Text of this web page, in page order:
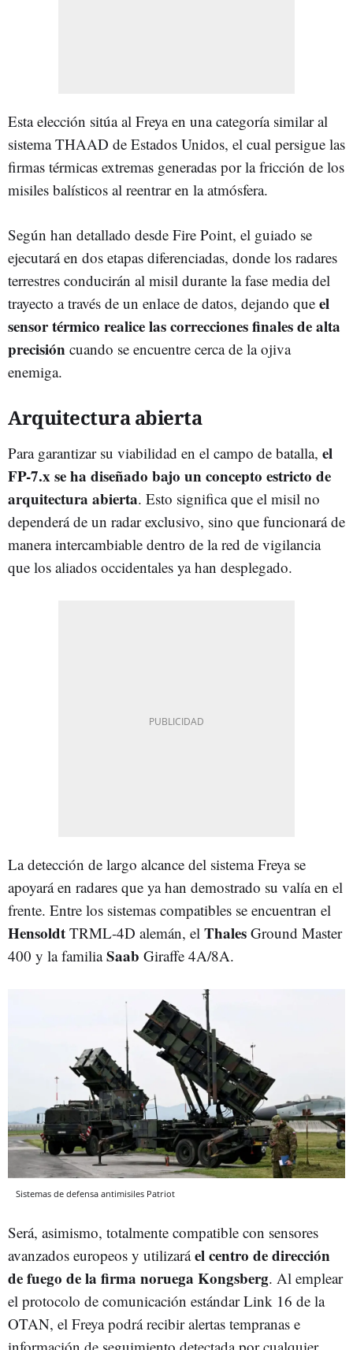
Esta elección sitúa al Freya en una categoría similar al
sistema THAAD de Estados Unidos, el cual persigue las
firmas térmicas extremas generadas por la fricción de los
misiles balísticos al reentrar en la atmósfera.
Según han detallado desde Fire Point, el guiado se
ejecutará en dos etapas diferenciadas, donde los radares
terrestres conducirán al misil durante la fase media del
trayecto a través de un enlace de datos, dejando que el
sensor térmico realice las correcciones finales de alta
precisión cuando se encuentre cerca de la ojiva
enemiga.
Arquitectura abierta
Para garantizar su viabilidad en el campo de batalla, el
FP-7.x se ha diseñado bajo un concepto estricto de
arquitectura abierta. Esto significa que el misil no
dependerá de un radar exclusivo, sino que funcionará de
manera intercambiable dentro de la red de vigilancia
que los aliados occidentales ya han desplegado.
La detección de largo alcance del sistema Freya se
apoyará en radares que ya han demostrado su valía en el
frente. Entre los sistemas compatibles se encuentran el
Hensoldt TRML-4D alemán, el Thales Ground Master
400 y la familiaSaab Giraffe 4A/8A.
Sistemas de defensa antimisiles Patriot
Será, asimismo, totalmente compatible con sensores
avanzados europeos y utilizaráel centro de dirección
de fuego de la firma noruega Kongsberg. Al emplear
el protocolo de comunicación estándar Link 16 de la
OTAN, el Freya podrá recibir alertas tempranas e